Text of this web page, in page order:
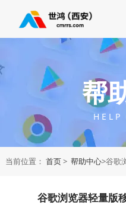
帮
H E L P
当前位置： 首页> 帮助中心>谷歌
谷歌浏览器轻量版